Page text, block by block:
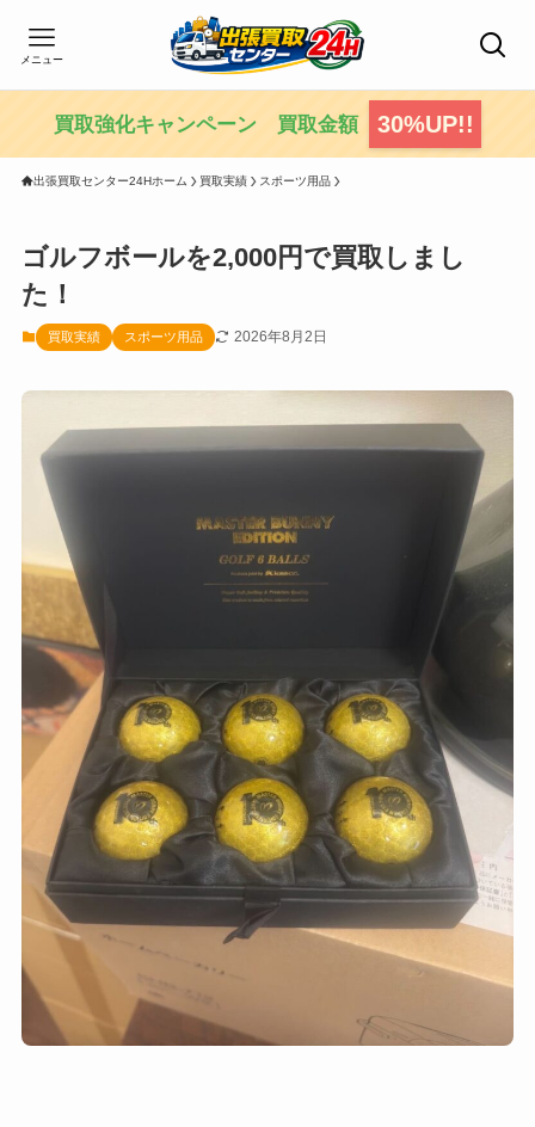
メニュー
買取強化キャンペーン 買取金額 30%UP!!
出張買取センター24Hホーム 買取実績 スポーツ用品
ゴルフボールを2,000円で買取しまし
た！
買取実績 スポーツ用品 2026年8月2日